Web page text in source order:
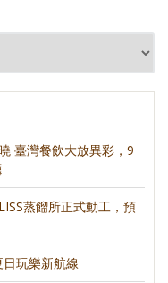
臺灣餐飲大放異彩，9
蒸餾所正式動工，預
玩樂新航線